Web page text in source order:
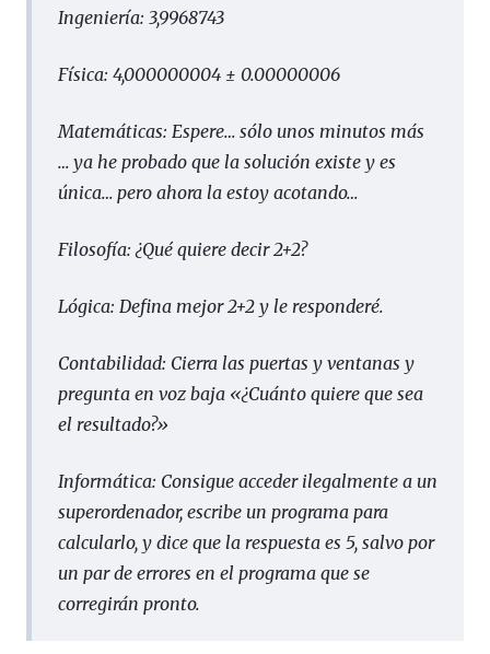
Ingeniería: 3,9968743
Física: 4,000000004 ± 0.00000006
Matemáticas: Espere… sólo unos minutos más
… ya he probado que la solución existe y es
única… pero ahora la estoy acotando…
Filosofía: ¿Qué quiere decir2+2?
Lógica: Defina mejor2+2 y le responderé.
Contabilidad: Cierra las puertas y ventanas y
pregunta en voz baja «¿Cuánto quiere que sea
el resultado?»
Informática: Consigue acceder ilegalmente a un
superordenador, escribe un programa para
calcularlo, y dice que la respuesta es 5, salvo por
un par de errores en el programa que se
corregirán pronto.